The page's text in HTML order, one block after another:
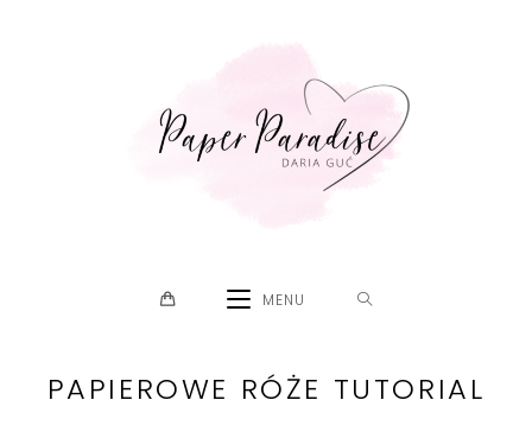
MENU
PAPIEROWE RÓŻE TUTORIAL